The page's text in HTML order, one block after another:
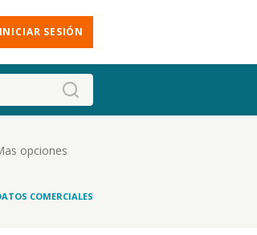
INICIAR SESIÓN
opciones
COMERCIALES